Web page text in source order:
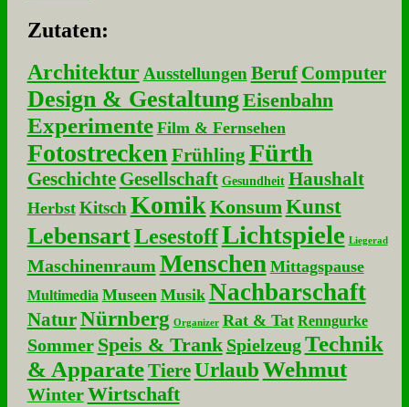
Zu­ta­ten:
Architektur Ausstellungen Beruf Computer
Design & GestaltungEisenbahn
Experimente Film & Fernsehen
Fotostrecken Frühling Fürth
Geschichte Gesellschaft Gesundheit Haushalt
Herbst Kitsch KomikKonsumKunst
LebensartLesestoffLichtspiele Liegerad
Maschinenraum Menschen Mittagspause
Multimedia Museen Musik Nachbarschaft
NaturNürnberg Organizer Rat & Tat Renngurke
Sommer Speis & Trank Spielzeug Technik
& Apparate Tiere UrlaubWehmut
Winter Wirtschaft